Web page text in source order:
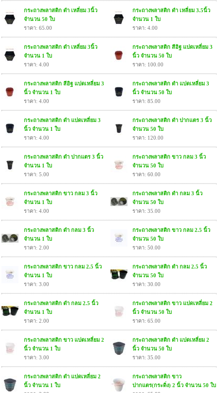
กระถางพลาสติก ดำ เหลี่ยม 3นิ้ว
จำนวน 50 ใบ
ราคา: 65.00
กระถางพลาสติก ดำ เหลี่ยม 3.5นิ้ว
จำนวน 1 ใบ
ราคา: 4.00
กระถางพลาสติก ดำ เหลี่ยม 3นิ้ว
จำนวน 1 ใบ
ราคา: 4.00
กระถางพลาสติก สีอิฐ แปดเหลี่ยม 3
นิ้ว จำนวน 50 ใบ
ราคา: 100.00
กระถางพลาสติก สีอิฐ แปดเหลี่ยม 3
นิ้ว จำนวน 1 ใบ
ราคา: 4.00
กระถางพลาสติก ดำ แปดเหลี่ยม 3
นิ้ว จำนวน 50 ใบ
ราคา: 85.00
กระถางพลาสติก ดำ แปดเหลี่ยม 3
นิ้ว จำนวน 1 ใบ
ราคา: 4.00
กระถางพลาสติก ดำ ปากแตร 3 นิ้ว
จำนวน 50 ใบ
ราคา: 120.00
กระถางพลาสติก ดำ ปากแตร 3 นิ้ว
จำนวน 1 ใบ
ราคา: 5.00
กระถางพลาสติก ขาว กลม 3 นิ้ว
จำนวน 50 ใบ
ราคา: 60.00
กระถางพลาสติก ขาว กลม 3 นิ้ว
จำนวน 1 ใบ
ราคา: 4.00
กระถางพลาสติก ดำ กลม 3 นิ้ว
จำนวน 50 ใบ
ราคา: 35.00
กระถางพลาสติก ดำ กลม 3 นิ้ว
จำนวน 1 ใบ
ราคา: 2.00
กระถางพลาสติก ขาว กลม 2.5 นิ้ว
จำนวน 50 ใบ
ราคา: 50.00
กระถางพลาสติก ขาว กลม 2.5 นิ้ว
จำนวน 1 ใบ
ราคา: 3.00
กระถางพลาสติก ดำ กลม 2.5 นิ้ว
จำนวน 50 ใบ
ราคา: 30.00
กระถางพลาสติก ดำ กลม 2.5 นิ้ว
จำนวน 1 ใบ
ราคา: 2.00
กระถางพลาสติก ขาว แปดเหลี่ยม 2
นิ้ว จำนวน 50 ใบ
ราคา: 65.00
กระถางพลาสติก ขาว แปดเหลี่ยม 2
นิ้ว จำนวน 1 ใบ
ราคา: 3.00
กระถางพลาสติก ดำ แปดเหลี่ยม 2
นิ้ว จำนวน 50 ใบ
ราคา: 35.00
กระถางพลาสติก ดำ แปดเหลี่ยม 2
นิ้ว จำนวน 1 ใบ
กระถางพลาสติก ขาว
ปากแตร(กระดิ่ง) 2 นิ้ว จำนวน 50 ใบ